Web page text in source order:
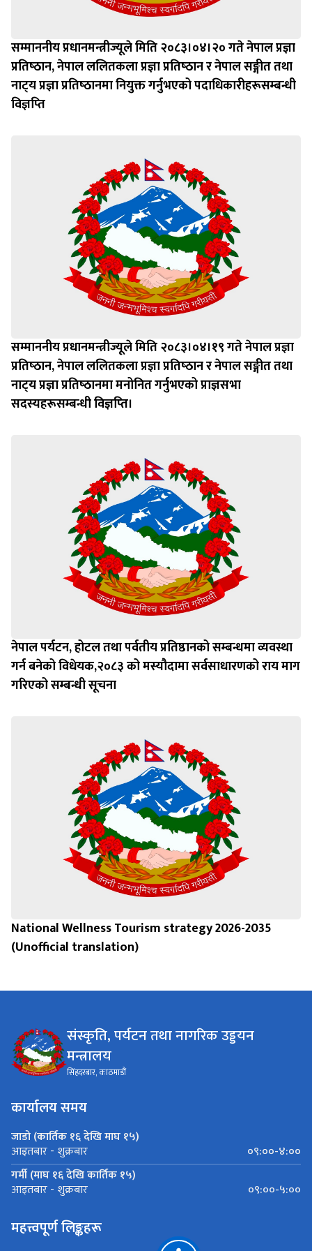
सम्माननीय प्रधानमन्त्रीज्यूले मिति २०८३।०४।२० गते नेपाल प्रज्ञा
प्रतिष्‍ठान, नेपाल ललितकला प्रज्ञा प्रतिष्‍ठान र नेपाल सङ्गीत तथा
नाट्‍य प्रज्ञा प्रतिष्‍ठानमा नियुक्त गर्नुभएको पदाधिकारीहरूसम्बन्धी
विज्ञप्‍ति
सम्माननीय प्रधानमन्त्रीज्यूले मिति २०८३।०४।१९ गते नेपाल प्रज्ञा
प्रतिष्‍ठान, नेपाल ललितकला प्रज्ञा प्रतिष्‍ठान र नेपाल सङ्गीत तथा
नाट्‍य प्रज्ञा प्रतिष्‍ठानमा मनोनित गर्नुभएको प्राज्ञसभा
सदस्यहरूसम्बन्धी विज्ञप्‍ति।
नेपाल पर्यटन, होटल तथा पर्वतीय प्रतिष्ठानको सम्बन्धमा व्यवस्था
गर्न बन‍ेको विधेयक,२०८३ को मस्यौदामा सर्वसाधारणको राय माग
गरिएको सम्बन्धी सूचना
National Wellness Tourism strategy 2026-2035
(Unofficial translation)
संस्कृति, पर्यटन तथा नागरिक उड्डयन
मन्त्रालय
सिंहदरबार, काठमाडौं
कार्यालय समय
जाडो (कार्तिक १६ देखि माघ १५)
आइतबार - शुक्रबार
०९:००-४:००
गर्मी (माघ १६ देखि कार्तिक १५)
आइतबार - शुक्रबार ०९:००-५:००
महत्त्वपूर्ण लिङ्कहरू